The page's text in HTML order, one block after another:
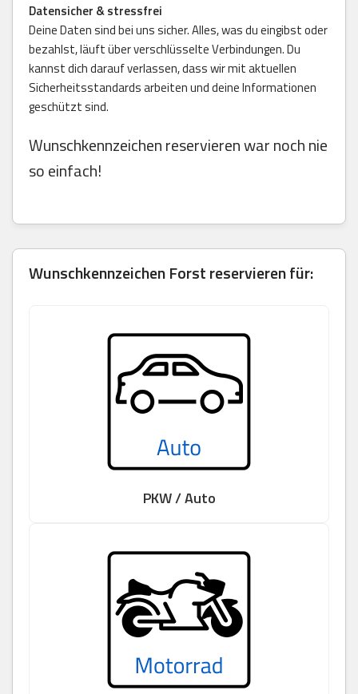
Datensicher & stressfrei
Deine Daten sind bei uns sicher. Alles, was du eingibst oder
bezahlst, läuft über verschlüsselte Verbindungen. Du
kannst dich darauf verlassen, dass wir mit aktuellen
Sicherheitsstandards arbeiten und deine Informationen
geschützt sind.
Wunschkennzeichen reservieren war noch nie
so einfach!
Wunschkennzeichen Forst reservieren für:
PKW / Auto